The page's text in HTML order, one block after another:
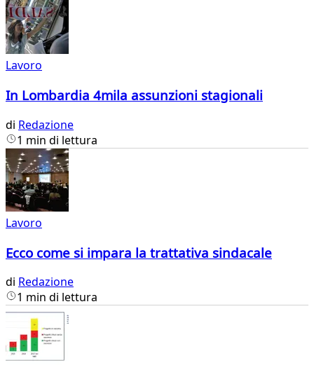
Lavoro
In Lombardia 4mila assunzioni stagionali
di Redazione
1 min di lettura
Lavoro
Ecco come si impara la trattativa sindacale
di Redazione
1 min di lettura